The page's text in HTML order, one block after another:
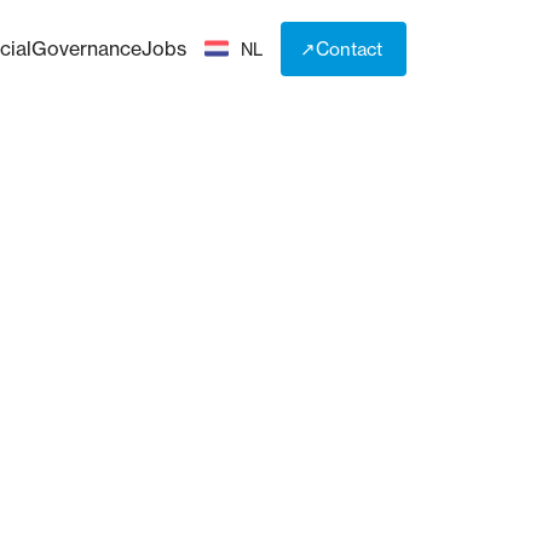
GovernanceJobs NL
↗
↗
Contact